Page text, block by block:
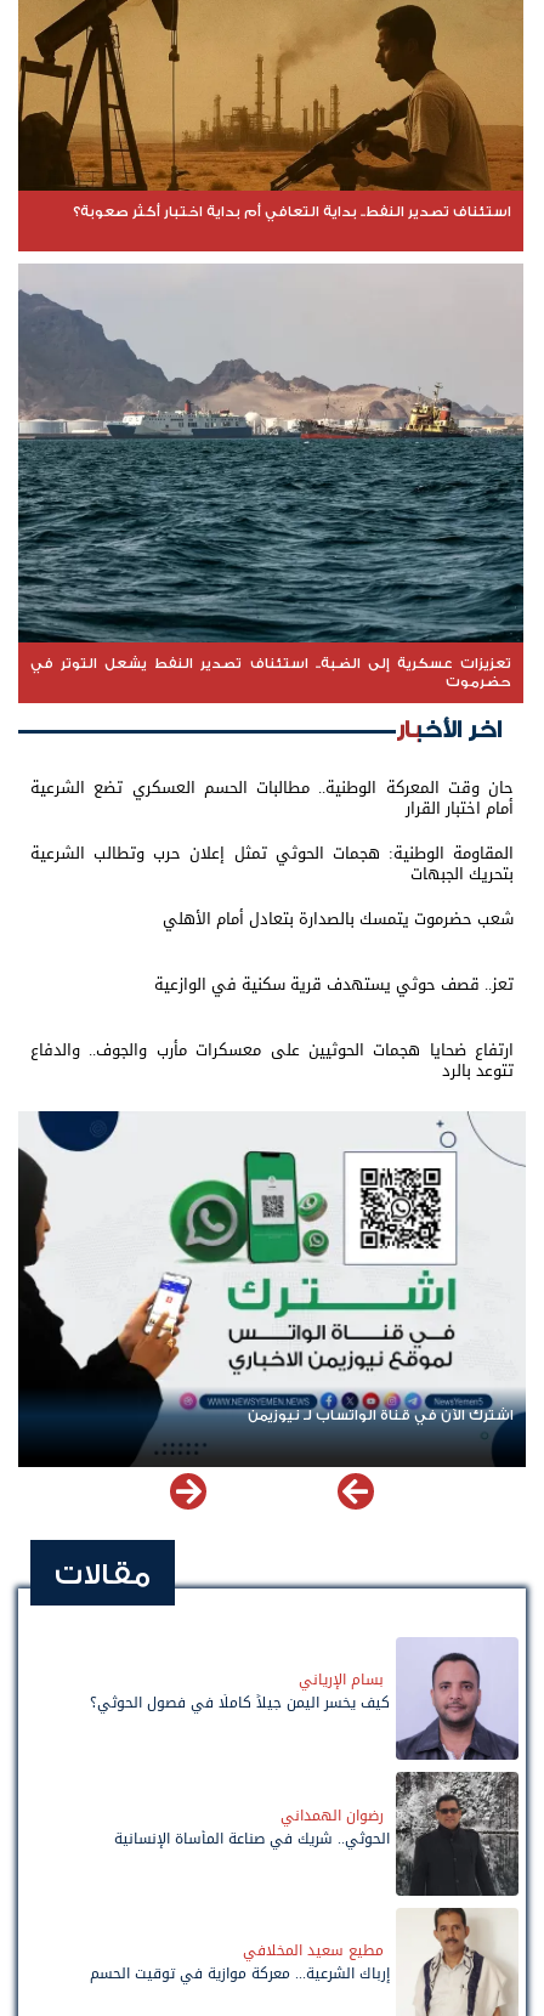
استئناف تصدير النفط.. بداية التعافي أم بداية اختبار أكثر صعوبة؟
تعزيزات عسكرية إلى الضبة.. استئناف تصدير النفط يشعل التوتر في
حضرموت
اخر الأخبار
حان وقت المعركة الوطنية.. مطالبات الحسم العسكري تضع الشرعية
أمام اختبار القرار
المقاومة الوطنية: هجمات الحوثي تمثل إعلان حرب وتطالب الشرعية
بتحريك الجبهات
شعب حضرموت يتمسك بالصدارة بتعادل أمام الأهلي
تعز.. قصف حوثي يستهدف قرية سكنية في الوازعية
ارتفاع ضحايا هجمات الحوثيين على معسكرات مأرب والجوف.. والدفاع
تتوعد بالرد
اشترك الآن في قناة الواتساب لـ نيوزيمن
مقالات
بسام الإرياني
كيف يخسر اليمن جيلاً كاملًا في فصول الحوثي؟
رضوان الهمداني
الحوثي.. شريك في صناعة المأساة الإنسانية
مطيع سعيد المخلافي
إرباك الشرعية... معركة موازية في توقيت الحسم